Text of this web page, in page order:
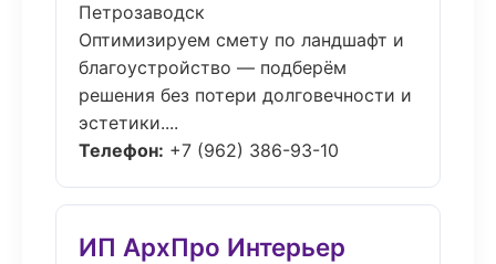
Петрозаводск
Оптимизируем смету по ландшафт и
благоустройство — подберём
решения без потери долговечности и
эстетики....
Телефон: +7 (962) 386-93-10
ИП АрхПро Интерьер